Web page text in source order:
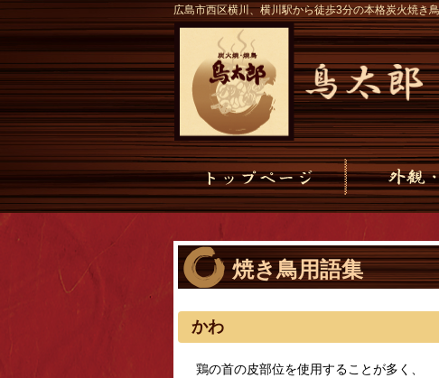
広島市西区横川、横川駅から徒歩3分の本格炭火焼き
焼き鳥用語集
かわ
鶏の首の皮部位を使用することが多く、